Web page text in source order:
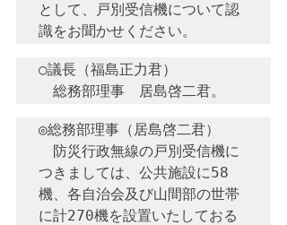
として、戸別受信機について認
○議長（福島正力君）
◎総務部理事（居島啓二君）
防災行政無線の戸別受信機に
つきましては、公共施設に58
機、各自治会及び山間部の世帯
に計270機を設置いたしておる